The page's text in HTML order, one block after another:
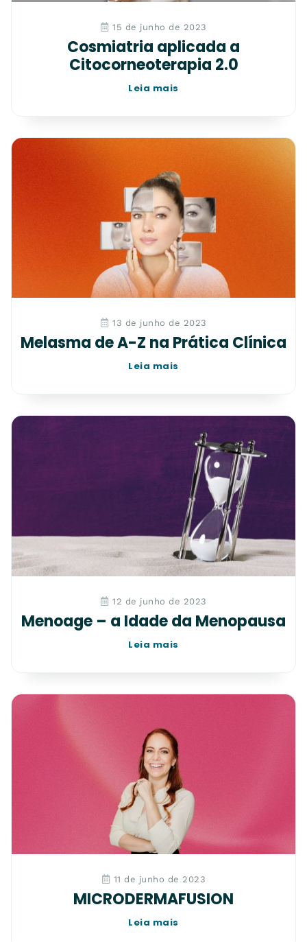
15 de junho de 2023
Cosmiatria aplicada a
Citocorneoterapia 2.0
Leia mais
13 de junho de 2023
Melasma de A-Z na Prática Clínica
Leia mais
12 de junho de 2023
Menoage – a Idade da Menopausa
Leia mais
11 de junho de 2023
MICRODERMAFUSION
Leia mais